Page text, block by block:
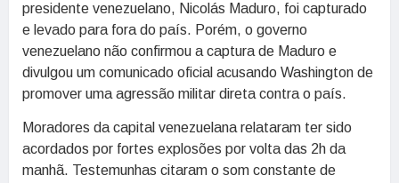
presidente venezuelano, Nicolás Maduro, foi capturado
e levado para fora do país. Porém, o governo
venezuelano não confirmou a captura de Maduro e
divulgou um comunicado oficial acusando Washington de
promover uma agressão militar direta contra o país.
Moradores da capital venezuelana relataram ter sido
acordados por fortes explosões por volta das 2h da
manhã. Testemunhas citaram o som constante de